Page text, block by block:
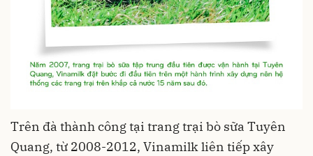
Trên đà thành công tại trang trại bò sữa Tuyên
Quang, từ 2008-2012, Vinamilk liên tiếp xây